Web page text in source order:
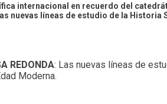
internacional en recuerdo del
nuevas líneas de estudio de la Historia
REDONDA: Las nuevas líneas de
Moderna.